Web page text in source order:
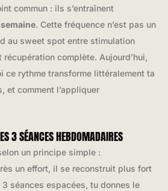
commun : ils s’entraînent
. Cette fréquence n’est pas un
au sweet spot entre stimulation
complète. Aujourd’hui,
ce rythme transforme littéralement ta
et comment l’appliquer
3 SÉANCES HEBDOMADAIRES
un principe simple :
un effort, il se reconstruit plus fort
séances espacées, tu donnes le